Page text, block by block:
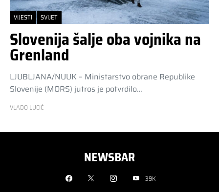
VIJESTI SVIJET
Slovenija šalje oba vojnika na
Grenland
LJUBLJANA/NUUK – Ministarstvo obrane Republike
Slovenije (MORS) jutros je potvrdilo…
VLADO LUCIĆ
NEWSBAR
39K